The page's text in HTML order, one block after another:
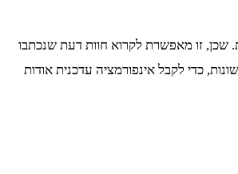
שכן, זו מאפשרת לקרוא חוות דעת שנכתבו
כדי לקבל אינפורמציה עדכנית אודות